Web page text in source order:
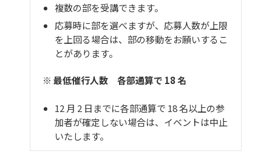
複数の部を受講できます。
応募時に部を選べますが、応募人数が上限
を上回る場合は、部の移動をお願いするこ
とがあります。
※ 最低催行人数 各部通算で 18 名
12 月 2 日までに各部通算で 18 名以上の参
加者が確定しない場合は、イベントは中止
いたします。